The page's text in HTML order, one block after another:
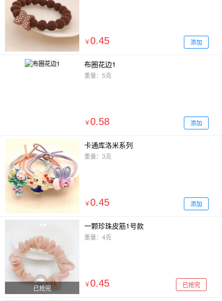
￥0.45 添加
布圈花边1
重量：5克
￥0.58 添加
卡通库洛米系列
重量：3克
￥0.45 添加
已抢完
一颗珍珠皮筋1号款
重量：4克
￥0.45 已抢完